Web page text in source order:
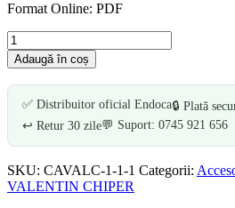
Format Online: PDF
Cantitate
Canepa
-
ce
trebuie
despre
canepa-
VALENTIN
CHIPER
Adaugă în coș
✅ Distribuitor oficial Endoca🔒 Plată
↩️ Retur 30 zile💬 Suport: 0745 921 656
SKU: CAVALC-1-1-1 Categorii:
VALENTIN CHIPER